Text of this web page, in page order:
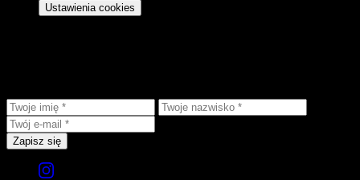
Ustawienia cookies
Zapisz się